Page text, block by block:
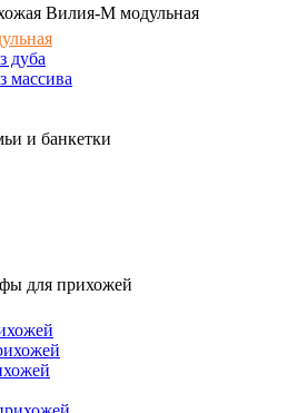
Вилия-М модульная
дуба
массива
и банкетки
для прихожей